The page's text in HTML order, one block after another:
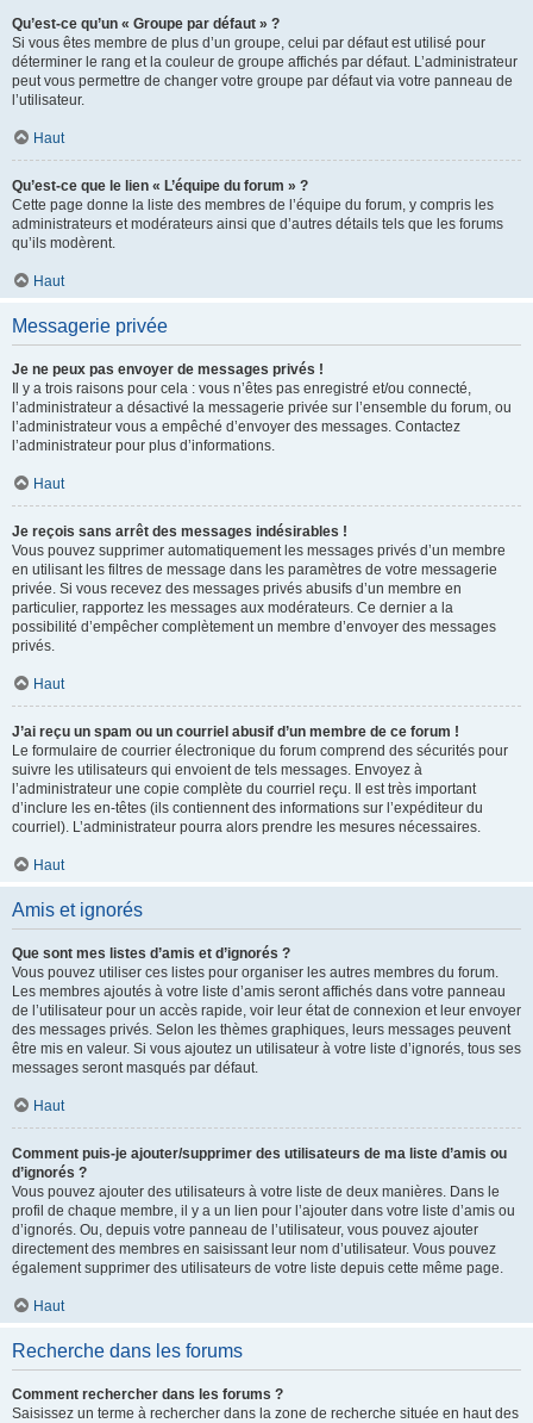
Qu’est-ce qu’un « Groupe par défaut » ?
Si vous êtes membre de plus d’un groupe, celui par défaut est utilisé pour
déterminer le rang et la couleur de groupe affichés par défaut. L’administrateur
peut vous permettre de changer votre groupe par défaut via votre panneau de
l’utilisateur.
Haut
Qu’est-ce que le lien « L’équipe du forum » ?
Cette page donne la liste des membres de l’équipe du forum, y compris les
administrateurs et modérateurs ainsi que d’autres détails tels que les forums
qu’ils modèrent.
Haut
Messagerie privée
Je ne peux pas envoyer de messages privés !
Il y a trois raisons pour cela : vous n’êtes pas enregistré et/ou connecté,
l’administrateur a désactivé la messagerie privée sur l’ensemble du forum, ou
l’administrateur vous a empêché d’envoyer des messages. Contactez
l’administrateur pour plus d’informations.
Haut
Je reçois sans arrêt des messages indésirables !
Vous pouvez supprimer automatiquement les messages privés d’un membre
en utilisant les filtres de message dans les paramètres de votre messagerie
privée. Si vous recevez des messages privés abusifs d’un membre en
particulier, rapportez les messages aux modérateurs. Ce dernier a la
possibilité d’empêcher complètement un membre d’envoyer des messages
privés.
Haut
J’ai reçu un spam ou un courriel abusif d’un membre de ce forum !
Le formulaire de courrier électronique du forum comprend des sécurités pour
suivre les utilisateurs qui envoient de tels messages. Envoyez à
l’administrateur une copie complète du courriel reçu. Il est très important
d’inclure les en-têtes (ils contiennent des informations sur l’expéditeur du
courriel). L’administrateur pourra alors prendre les mesures nécessaires.
Haut
Amis et ignorés
Que sont mes listes d’amis et d’ignorés ?
Vous pouvez utiliser ces listes pour organiser les autres membres du forum.
Les membres ajoutés à votre liste d’amis seront affichés dans votre panneau
de l’utilisateur pour un accès rapide, voir leur état de connexion et leur envoyer
des messages privés. Selon les thèmes graphiques, leurs messages peuvent
être mis en valeur. Si vous ajoutez un utilisateur à votre liste d’ignorés, tous ses
messages seront masqués par défaut.
Haut
Comment puis-je ajouter/supprimer des utilisateurs de ma liste d’amis ou
d’ignorés ?
Vous pouvez ajouter des utilisateurs à votre liste de deux manières. Dans le
profil de chaque membre, il y a un lien pour l’ajouter dans votre liste d’amis ou
d’ignorés. Ou, depuis votre panneau de l’utilisateur, vous pouvez ajouter
directement des membres en saisissant leur nom d’utilisateur. Vous pouvez
également supprimer des utilisateurs de votre liste depuis cette même page.
Haut
Recherche dans les forums
Comment rechercher dans les forums ?
Saisissez un terme à rechercher dans la zone de recherche située en haut des